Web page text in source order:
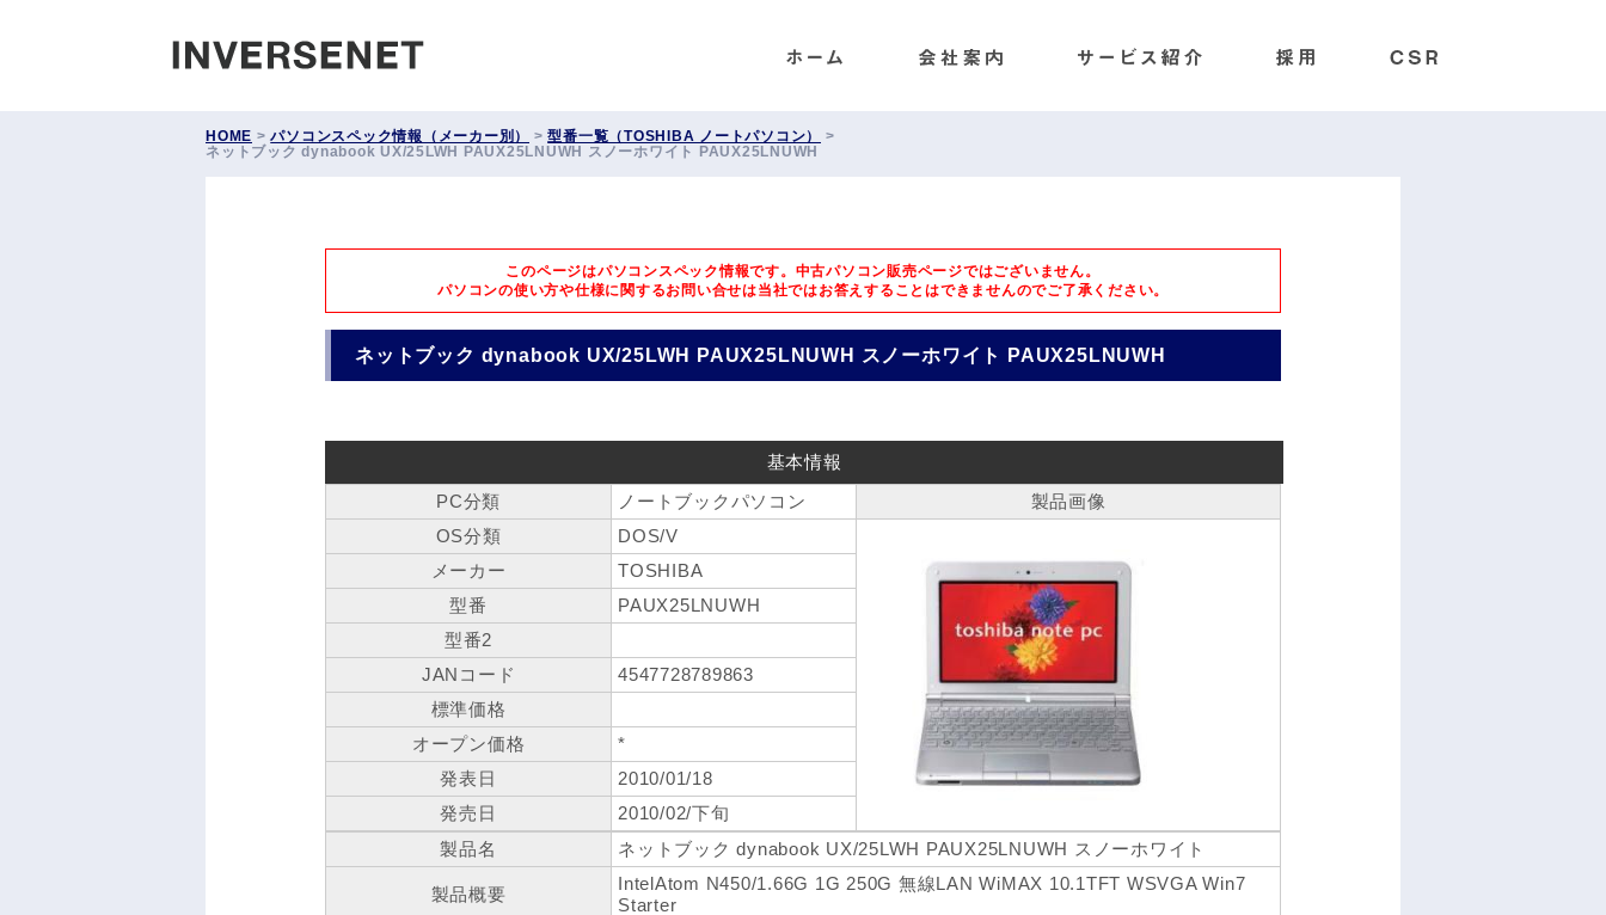
HOME >パソコンスペック情報（メーカー別） >型番一覧（TOSHIBA ノートパソコン）
>
ネットブック dynabook UX/25LWH PAUX25LNUWH スノーホワイト PAUX25LNUWH
このページはパソコンスペック情報です。中古パソコン販売ページではございません。
パソコンの使い方や仕様に関するお問い合せは当社ではお答えすることはできませんのでご了承ください。
ネットブック dynabook UX/25LWH PAUX25LNUWH スノーホワイト PAUX25LNUWH
基本情報
PC分類
ノートブックパソコン
製品画像
OS分類
DOS/V
メーカー
TOSHIBA
型番
PAUX25LNUWH
型番2
JANコード
4547728789863
標準価格
オープン価格
*
発表日
2010/01/18
発売日
2010/02/下旬
製品名
ネットブック dynabook UX/25LWH PAUX25LNUWH スノーホワイト
製品概要
IntelAtom N450/1.66G 1G 250G 無線LAN WiMAX 10.1TFT WSVGA Win7
Starter